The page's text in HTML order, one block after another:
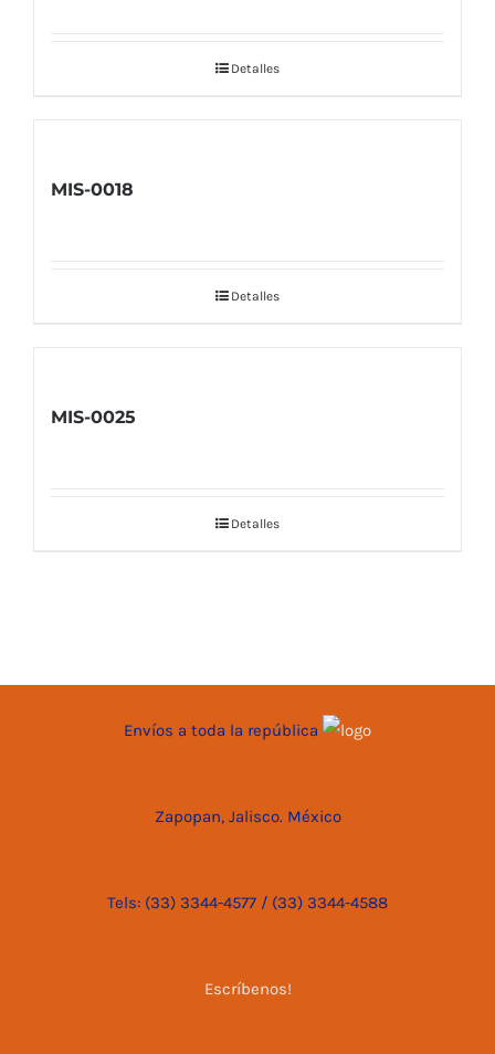
Detalles
MIS-0018
Detalles
MIS-0025
Detalles
Envíos a toda la república
Zapopan, Jalisco. México
Tels: (33) 3344-4577 / (33) 3344-4588
Escríbenos!